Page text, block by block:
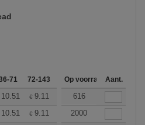
71 72-143 144-287 288 + Meer
Op voorraadAant.
10.51 € 9.11 8.41
616
10.51 € 9.11 8.41
2000